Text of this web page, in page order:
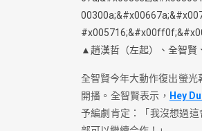
▲趙漢哲（左起）、全智賢
全智賢今年大動作復出螢光
開播。全智賢表示， Hey
予編劇肯定：「我沒想過